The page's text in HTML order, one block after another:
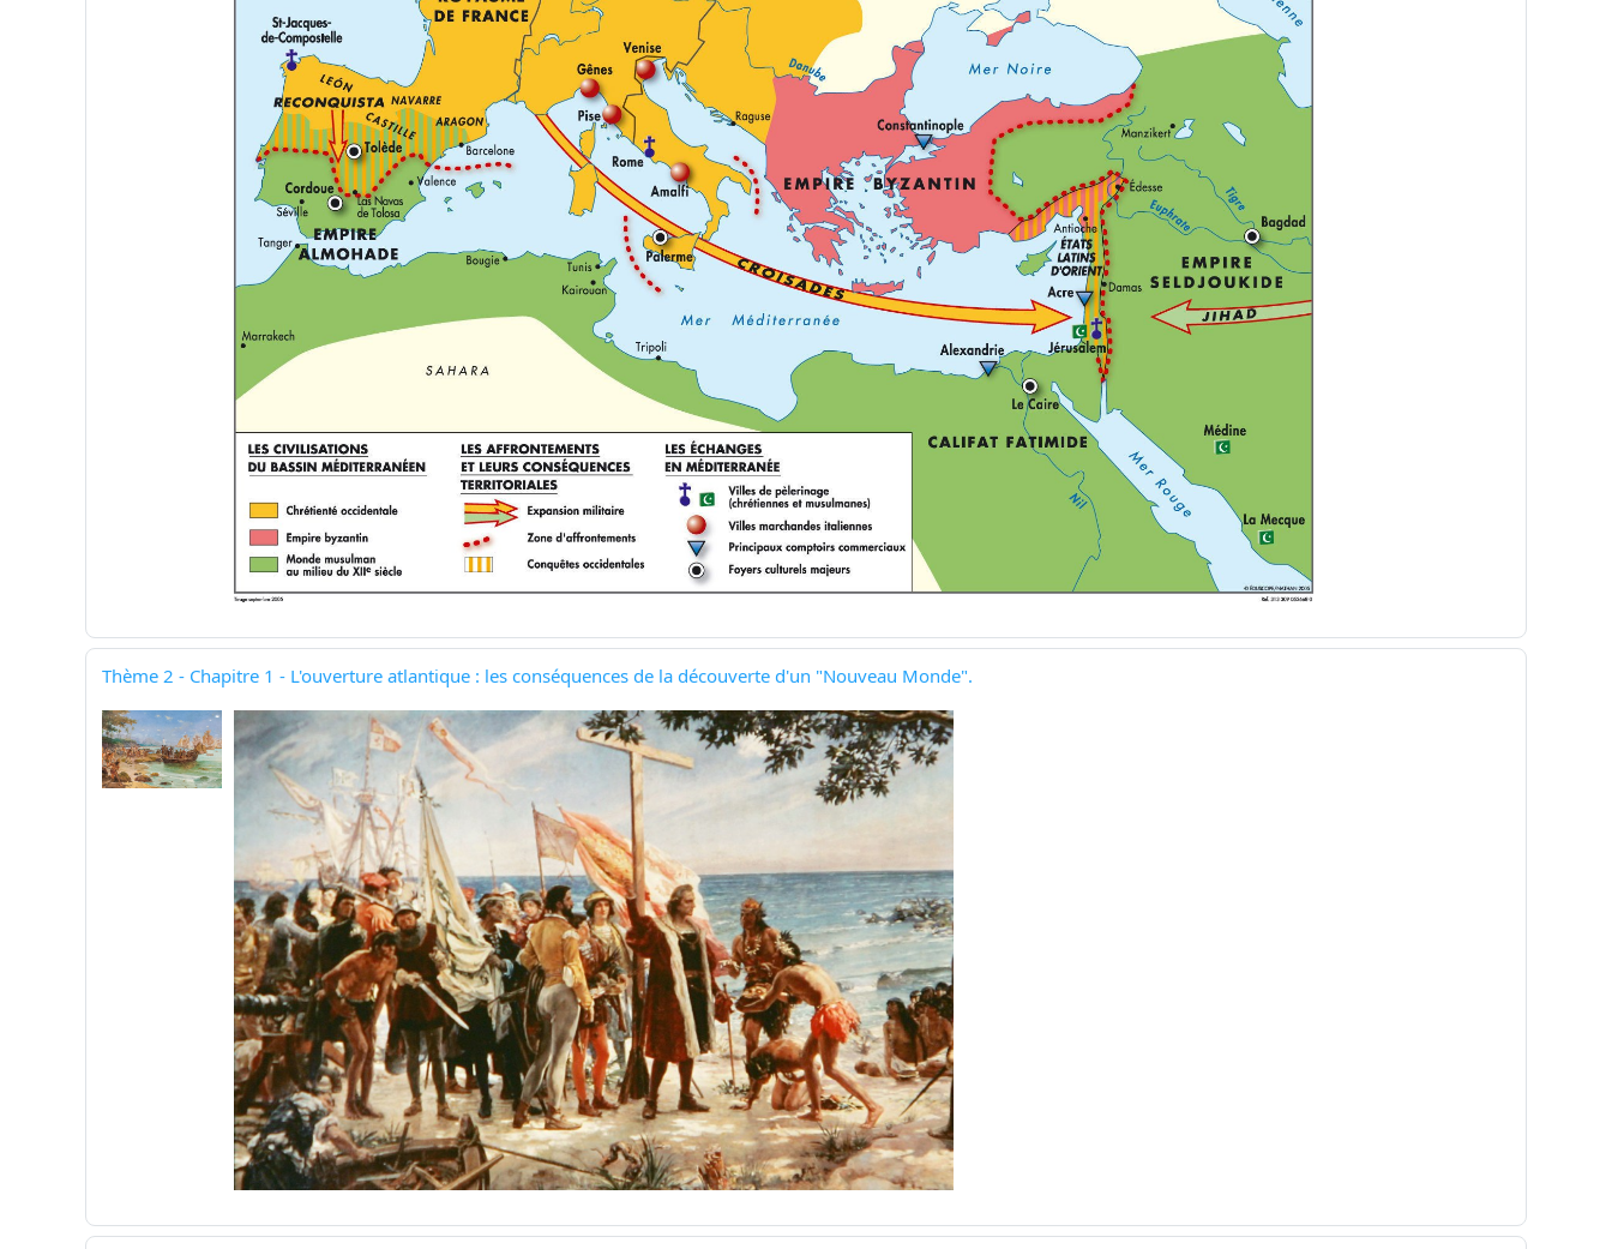
Thème 2 - Chapitre 1 - L'ouverture atlantique : les conséquences de la découverte d'un "Nouveau Monde".